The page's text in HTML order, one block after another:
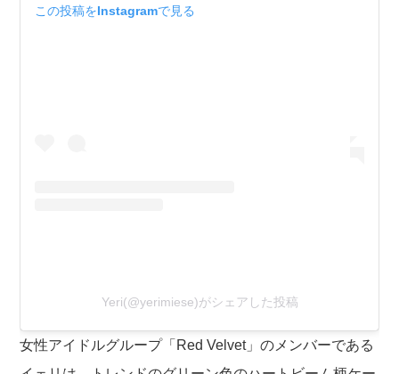
この投稿をInstagramで見る
Yeri(@yerimiese)がシェアした投稿
女性アイドルグループ「Red Velvet」のメンバーである